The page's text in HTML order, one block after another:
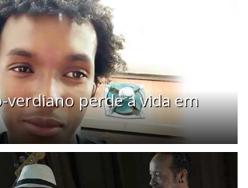
verdiano perde a vida em